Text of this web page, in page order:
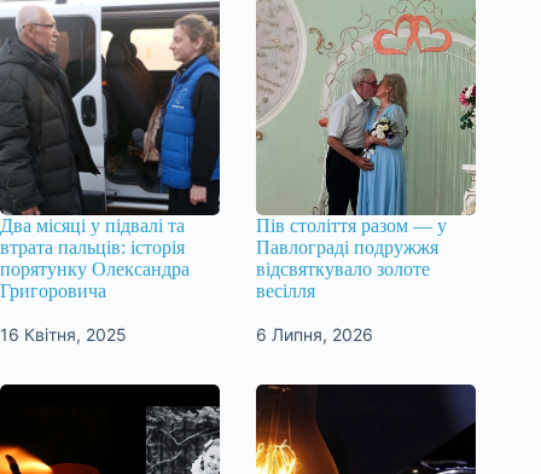
Два місяці у підвалі та
втрата пальців: історія
порятунку Олександра
Григоровича
16 Квітня, 2025
Пів століття разом — у
Павлограді подружжя
відсвяткувало золоте
весілля
6 Липня, 2026